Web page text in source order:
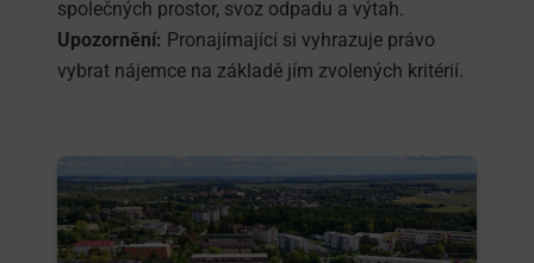
společných prostor, svoz odpadu a výtah.
Upozornění: Pronajímající si vyhrazuje právo
vybrat nájemce na základě jím zvolených kritérií.